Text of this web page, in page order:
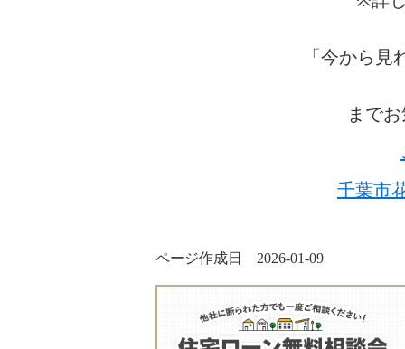
「今から見
まで
千葉市
ページ作成日 2026-01-09